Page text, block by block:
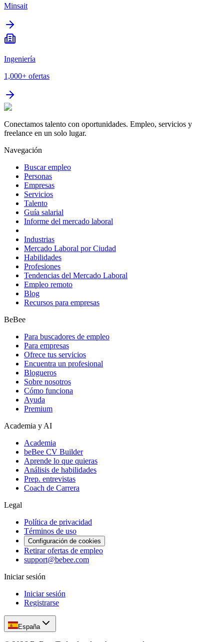
Minsait
Ingeniería
1,000+ ofertas
Conectamos talento con oportunidades. Empleo, servicios y
freelance en un solo lugar.
Navegación
Buscar empleo
Personas
Empresas
Servicios
Talento
Guía salarial
Informe del mercado laboral
Industrias
Mercado Laboral por Ciudad
Habilidades
Profesiones
Tendencias del Mercado Laboral
Empleo remoto
Blog
Recursos para empresas
BeBee
Para buscadores de empleo
Para empresas
Ofrece tus servicios
Encuentra un profesional
Blogueros
Sobre nosotros
Cómo funciona
Ayuda
Premium
Academia y AI
Academia
beBee CV Builder
Aprende lo que quieras
Análisis de habilidades
Prep. entrevistas
Coach de Carrera
Legal
Política de privacidad
Términos de uso
Configuración de cookies
Retirar ofertas de empleo
support@bebee.com
Iniciar sesión
Iniciar sesión
Registrarse
España